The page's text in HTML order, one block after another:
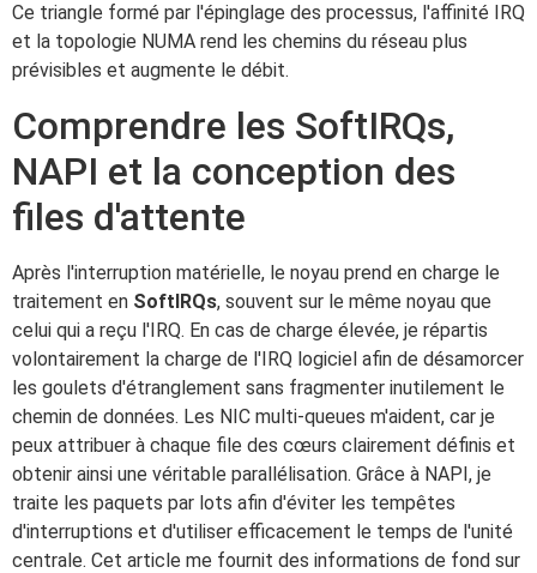
Ce triangle formé par l'épinglage des processus, l'affinité IRQ
et la topologie NUMA rend les chemins du réseau plus
prévisibles et augmente le débit.
Comprendre les SoftIRQs,
NAPI et la conception des
files d'attente
Après l'interruption matérielle, le noyau prend en charge le
traitement en SoftIRQs, souvent sur le même noyau que
celui qui a reçu l'IRQ. En cas de charge élevée, je répartis
volontairement la charge de l'IRQ logiciel afin de désamorcer
les goulets d'étranglement sans fragmenter inutilement le
chemin de données. Les NIC multi-queues m'aident, car je
peux attribuer à chaque file des cœurs clairement définis et
obtenir ainsi une véritable parallélisation. Grâce à NAPI, je
traite les paquets par lots afin d'éviter les tempêtes
d'interruptions et d'utiliser efficacement le temps de l'unité
centrale. Cet article me fournit des informations de fond sur